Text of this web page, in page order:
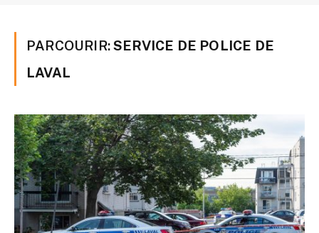
PARCOURIR:SERVICE DE POLICE DE
LAVAL